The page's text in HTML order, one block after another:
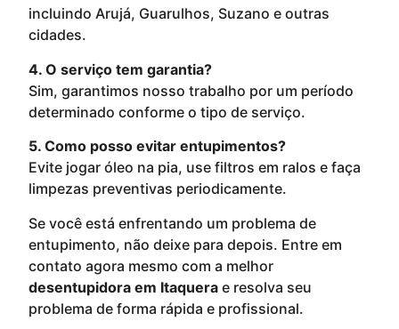
incluindo Arujá, Guarulhos, Suzano e outras
cidades.
4. O serviço tem garantia?
Sim, garantimos nosso trabalho por um período
determinado conforme o tipo de serviço.
5. Como posso evitar entupimentos?
Evite jogar óleo na pia, use filtros em ralos e faça
limpezas preventivas periodicamente.
Se você está enfrentando um problema de
entupimento, não deixe para depois. Entre em
contato agora mesmo com a melhor
desentupidora em Itaquera e resolva seu
problema de forma rápida e profissional.